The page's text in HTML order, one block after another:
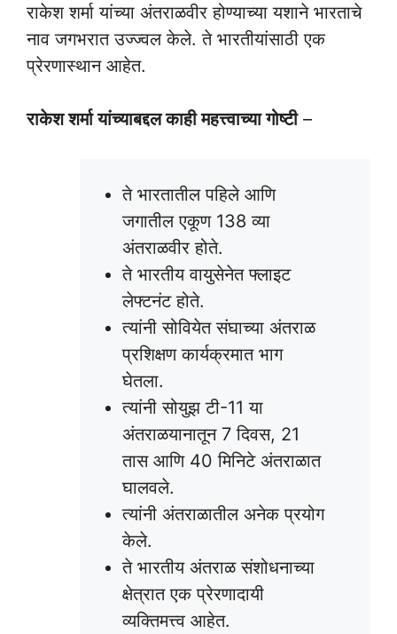
राकेश शर्मा यांच्या अंतराळवीर होण्याच्या यशाने भारताचे
नाव जगभरात उज्ज्वल केले. ते भारतीयांसाठी एक
प्रेरणास्थान आहेत.
राकेश शर्मा यांच्याबद्दल काही महत्त्वाच्या गोष्टी–
ते भारतातील पहिले आणि
जगातील एकूण 138 व्या
अंतराळवीर होते.
ते भारतीय वायुसेनेत फ्लाइट
लेफ्टनंट होते.
त्यांनी सोवियेत संघाच्या अंतराळ
प्रशिक्षण कार्यक्रमात भाग
घेतला.
त्यांनी सोयुझ टी-11 या
अंतराळयानातून 7 दिवस, 21
तास आणि 40 मिनिटे अंतराळात
घालवले.
त्यांनी अंतराळातील अनेक प्रयोग
केले.
ते भारतीय अंतराळ संशोधनाच्या
क्षेत्रात एक प्रेरणादायी
व्यक्तिमत्त्व आहेत.